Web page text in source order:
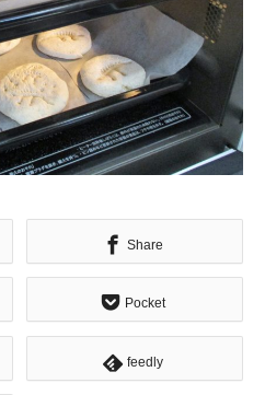
Share
Pocket
feedly